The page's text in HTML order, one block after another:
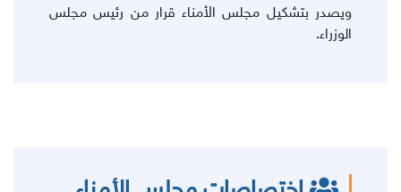
ويصدر بتشكيل مجلس الأمناء قرار من رئيس مجلس
الوزراء.